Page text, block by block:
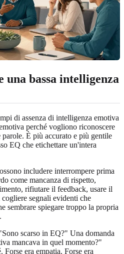
una bassa intelligenza
di assenza di intelligenza emotiva
perché vogliono riconoscere
È più accurato e più gentile
EQ che etichettare un'intera
includere interrompere prima
come mancanza di rispetto,
rifiutare il feedback, usare il
segnali evidenti che
sembrare spiegare troppo la propria
scarso in EQ?" Una domanda
mancava in quel momento?"
Forse era empatia. Forse era